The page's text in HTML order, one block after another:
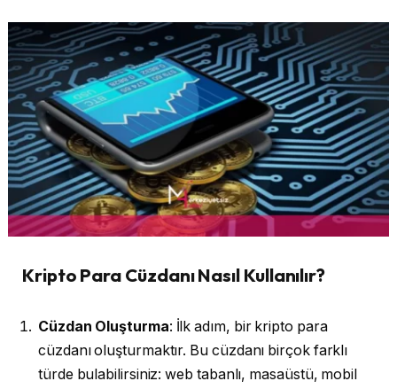
Kripto Para Cüzdanı Nasıl Kullanılır?
Cüzdan Oluşturma: İlk adım, bir kripto para
cüzdanı oluşturmaktır. Bu cüzdanı birçok farklı
türde bulabilirsiniz: web tabanlı, masaüstü, mobil